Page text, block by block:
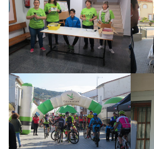
San Silvestre 2015
Nocturna 2015
San Silvestre 2014
Homenaje J. Hernández
Inscripciones
VI TRAIL NOCTURNO
Contactar